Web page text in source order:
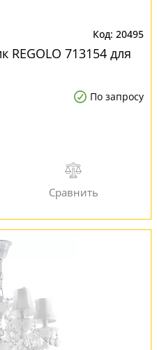
20495
REGOLO 713154 для
По запросу